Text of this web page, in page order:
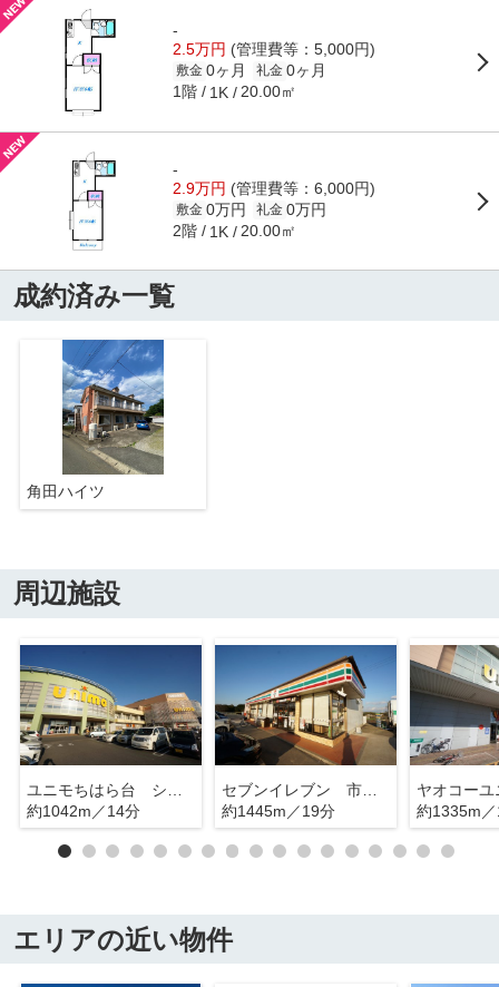
-
2.5万円 (管理費等：5,000円)
敷金 0ヶ月 礼金 0ヶ月
1階 1K 20.00㎡
-
2.9万円 (管理費等：6,000円)
敷金 0万円 礼金 0万円
2階 1K 20.00㎡
成約済み一覧
角田ハイツ
周辺施設
約1042m／14分
セブンイレブン 市原潤井戸店
約1445m／19分
約1335m
エリアの近い物件